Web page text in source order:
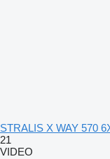
STRALIS X WAY 570
21
VIDEO